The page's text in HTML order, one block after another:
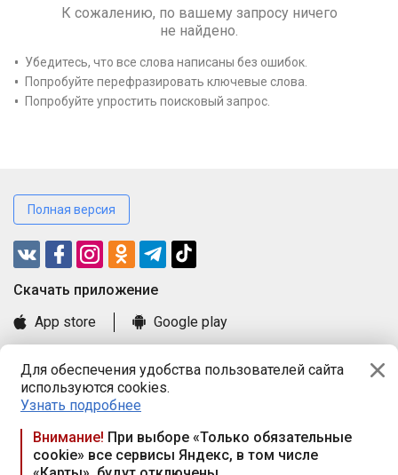
Для обеспечения удобства пользователей сайта
используются cookies.
Узнать подробнее
Внимание! При выборе «Только обязательные
cookie» все сервисы Яндекс, в том числе
К сожалению, по вашему запросу ничего
не найдено.
Убедитесь, что все слова написаны без ошибок.
Попробуйте перефразировать ключевые слова.
Попробуйте упростить поисковый запрос.
Полная версия
Cкачать приложение
App store
Google play
Книга замечаний и предложений
Правила и документы
Praca.by © 2000—2026, ООО «ПРАЦА БАЙ»
Республика Беларусь, 220114, г. Минск, пр-т Независимости
117а, пом. № 9.